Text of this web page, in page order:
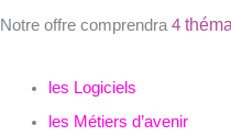
Notre offre comprendra4
les Logiciels
les Métiers d’avenir